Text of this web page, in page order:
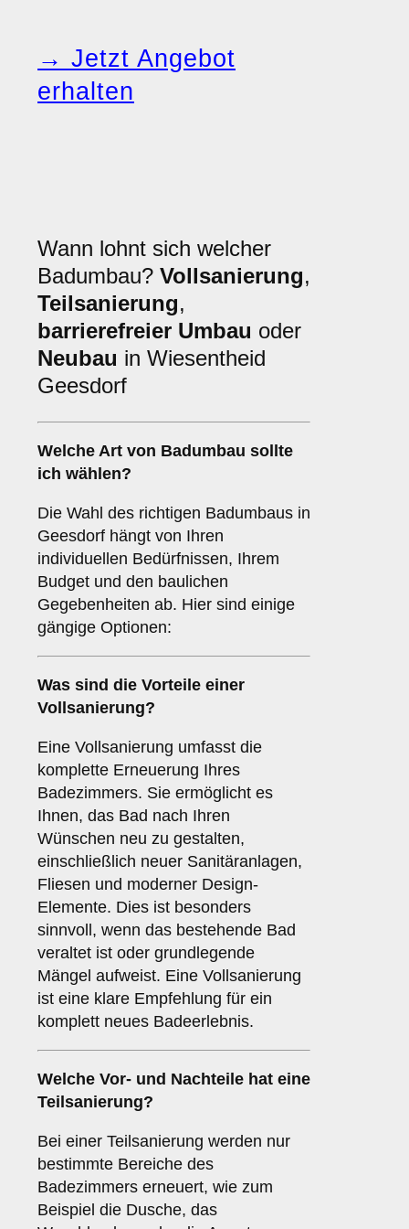
→ Jetzt Angebot
erhalten
Wann lohnt sich welcher
Badumbau? Vollsanierung,
Teilsanierung,
barrierefreier Umbau oder
Neubau in Wiesentheid
Geesdorf
Welche Art von Badumbau sollte
ich wählen?
Die Wahl des richtigen Badumbaus in
Geesdorf hängt von Ihren
individuellen Bedürfnissen, Ihrem
Budget und den baulichen
Gegebenheiten ab. Hier sind einige
gängige Optionen:
Was sind die Vorteile einer
Vollsanierung?
Eine Vollsanierung umfasst die
komplette Erneuerung Ihres
Badezimmers. Sie ermöglicht es
Ihnen, das Bad nach Ihren
Wünschen neu zu gestalten,
einschließlich neuer Sanitäranlagen,
Fliesen und moderner Design-
Elemente. Dies ist besonders
sinnvoll, wenn das bestehende Bad
veraltet ist oder grundlegende
Mängel aufweist. Eine Vollsanierung
ist eine klare Empfehlung für ein
komplett neues Badeerlebnis.
Welche Vor- und Nachteile hat eine
Teilsanierung?
Bei einer Teilsanierung werden nur
bestimmte Bereiche des
Badezimmers erneuert, wie zum
Beispiel die Dusche, das